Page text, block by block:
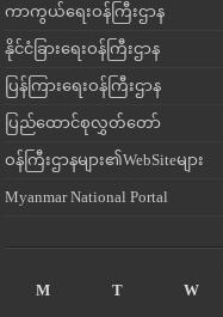
ကာကွယ်ရေးဝန်ကြီးဌာန
နိုင်ငံခြားရေးဝန်ကြီးဌာန
ပြန်ကြားရေးဝန်ကြီးဌာန
ပြည်ထောင်စုလွှတ်တော်
ဝန်ကြီးဌာနများ၏WebSiteများ
Myanmar National Portal
M
T W